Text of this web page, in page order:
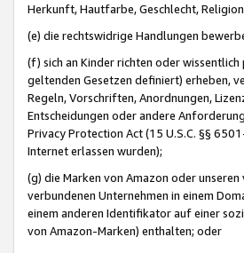
Herkunft, Hautfarbe, Geschlecht,
(e) die rechtswidrige Handlungen
(f) sich an Kinder richten oder
geltenden Gesetzen definiert) erheben,
Regeln, Vorschriften, Anordnungen,
Entscheidungen oder andere
Privacy Protection Act (15 U.S.C. §§
Internet erlassen wurden);
(g) die Marken von Amazon oder
verbundenen Unternehmen in einem
einem anderen Identifikator auf einer
von Amazon-Marken) enthalten; oder